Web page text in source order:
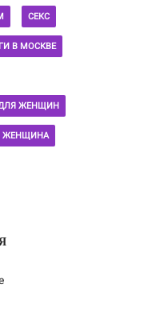
СЕКС
В МОСКВЕ
ЖЕНЩИН
ЖЕНЩИНА